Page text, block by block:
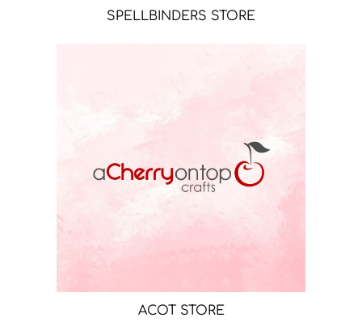
SPELLBINDERS STORE
ACOT STORE